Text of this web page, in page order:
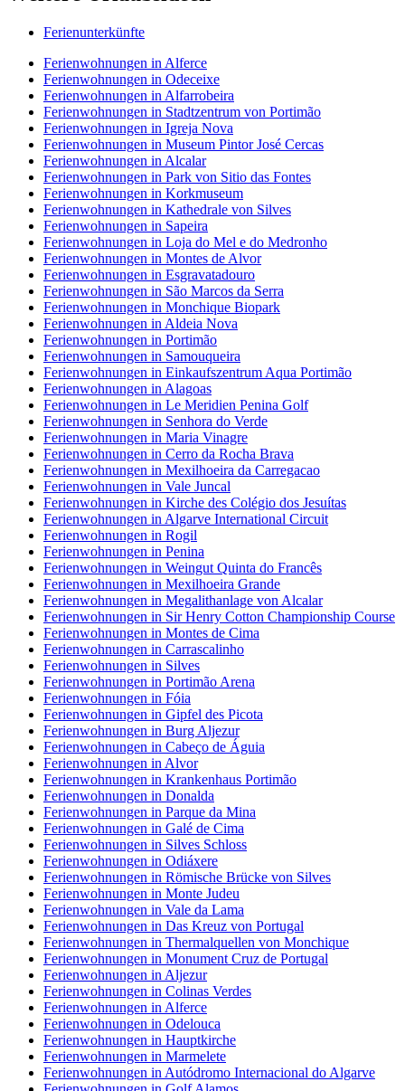
Ferienunterkünfte
Ferienwohnungen in Alferce
Ferienwohnungen in Odeceixe
Ferienwohnungen in Alfarrobeira
Ferienwohnungen in Stadtzentrum von Portimão
Ferienwohnungen in Igreja Nova
Ferienwohnungen in Museum Pintor José Cercas
Ferienwohnungen in Alcalar
Ferienwohnungen in Park von Sitio das Fontes
Ferienwohnungen in Korkmuseum
Ferienwohnungen in Kathedrale von Silves
Ferienwohnungen in Sapeira
Ferienwohnungen in Loja do Mel e do Medronho
Ferienwohnungen in Montes de Alvor
Ferienwohnungen in Esgravatadouro
Ferienwohnungen in São Marcos da Serra
Ferienwohnungen in Monchique Biopark
Ferienwohnungen in Aldeia Nova
Ferienwohnungen in Portimão
Ferienwohnungen in Samouqueira
Ferienwohnungen in Einkaufszentrum Aqua Portimão
Ferienwohnungen in Alagoas
Ferienwohnungen in Le Meridien Penina Golf
Ferienwohnungen in Senhora do Verde
Ferienwohnungen in Maria Vinagre
Ferienwohnungen in Cerro da Rocha Brava
Ferienwohnungen in Mexilhoeira da Carregacao
Ferienwohnungen in Vale Juncal
Ferienwohnungen in Kirche des Colégio dos Jesuítas
Ferienwohnungen in Algarve International Circuit
Ferienwohnungen in Rogil
Ferienwohnungen in Penina
Ferienwohnungen in Weingut Quinta do Francês
Ferienwohnungen in Mexilhoeira Grande
Ferienwohnungen in Megalithanlage von Alcalar
Ferienwohnungen in Sir Henry Cotton Championship Course
Ferienwohnungen in Montes de Cima
Ferienwohnungen in Carrascalinho
Ferienwohnungen in Silves
Ferienwohnungen in Portimão Arena
Ferienwohnungen in Fóia
Ferienwohnungen in Gipfel des Picota
Ferienwohnungen in Burg Aljezur
Ferienwohnungen in Cabeço de Águia
Ferienwohnungen in Alvor
Ferienwohnungen in Krankenhaus Portimão
Ferienwohnungen in Donalda
Ferienwohnungen in Parque da Mina
Ferienwohnungen in Galé de Cima
Ferienwohnungen in Silves Schloss
Ferienwohnungen in Odiáxere
Ferienwohnungen in Römische Brücke von Silves
Ferienwohnungen in Monte Judeu
Ferienwohnungen in Vale da Lama
Ferienwohnungen in Das Kreuz von Portugal
Ferienwohnungen in Thermalquellen von Monchique
Ferienwohnungen in Monument Cruz de Portugal
Ferienwohnungen in Aljezur
Ferienwohnungen in Colinas Verdes
Ferienwohnungen in Alferce
Ferienwohnungen in Odelouca
Ferienwohnungen in Hauptkirche
Ferienwohnungen in Marmelete
Ferienwohnungen in Autódromo Internacional do Algarve